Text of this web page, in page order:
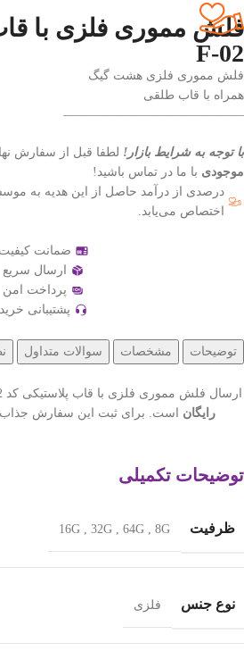
F-02
فلش مموری فلزی هشت گیگ
همراه با قاب طلقی
——————————————–
با توجه به شرایط بازار! لطفا قبل از سفارش
موجودی با ما در تماس باشید!
درصدی از درآمد حاصل از این هدیه به
اختصاص می‌یابد.
ضمانت کیفیت
ارسال سریع
پرداخت امن
پشتیبانی خرید
توضیحات مشخصات سوالات متداول
ارسال فلش مموری فلزی با قاب پلاستیکی کد Aa F-02 به
رایگان است. برای ثبت این سفارش
توضیحات تکمیلی
ظرفیت 16G 32G 64G 8G
نوع جنس فلزی